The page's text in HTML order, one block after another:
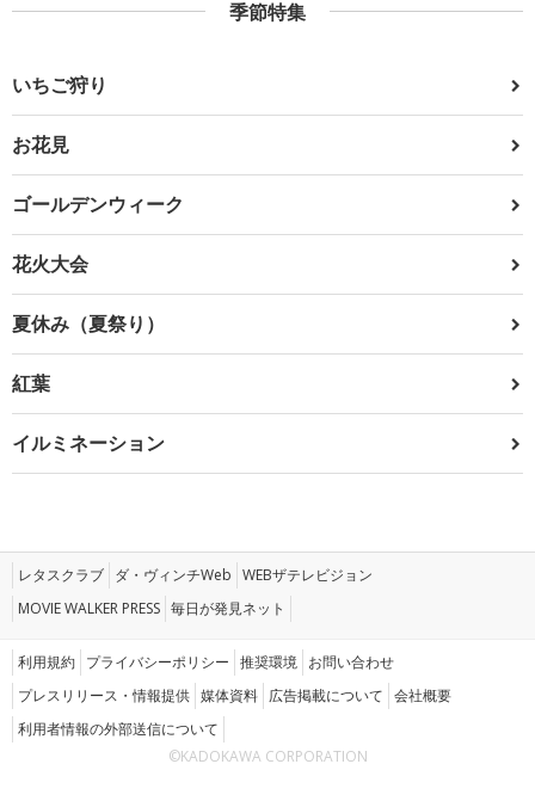
季節特集
いちご狩り
お花見
ゴールデンウィーク
花火大会
夏休み（夏祭り）
紅葉
イルミネーション
レタスクラブ ダ・ヴィンチWeb WEBザテレビジョン
MOVIE WALKER PRESS 毎日が発見ネット
利用規約 プライバシーポリシー 推奨環境 お問い合わせ
プレスリリース・情報提供 媒体資料 広告掲載について 会社概要
利用者情報の外部送信について
©KADOKAWA CORPORATION